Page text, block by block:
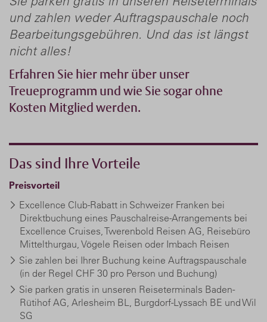
und zahlen weder Auftragspauschale noch
Bearbeitungsgebühren. Und das ist längst
nicht alles!
Erfahren Sie hier mehr über unser
Treueprogramm und wie Sie sogar ohne
Kosten Mitglied werden.
Das sind Ihre Vorteile
Preisvorteil
Excellence Club-Rabatt in Schweizer Franken bei
Direktbuchung eines Pauschalreise-Arrangements bei
Excellence Cruises, Twerenbold Reisen AG, Reisebüro
Mittelthurgau, Vögele Reisen oder Imbach Reisen
Sie zahlen bei Ihrer Buchung keine Auftragspauschale
(in der Regel CHF 30 pro Person und Buchung)
Sie parken gratis in unseren Reiseterminals Baden-
Rütihof AG, Arlesheim BL, Burgdorf-Lyssach BE und Wil
SG